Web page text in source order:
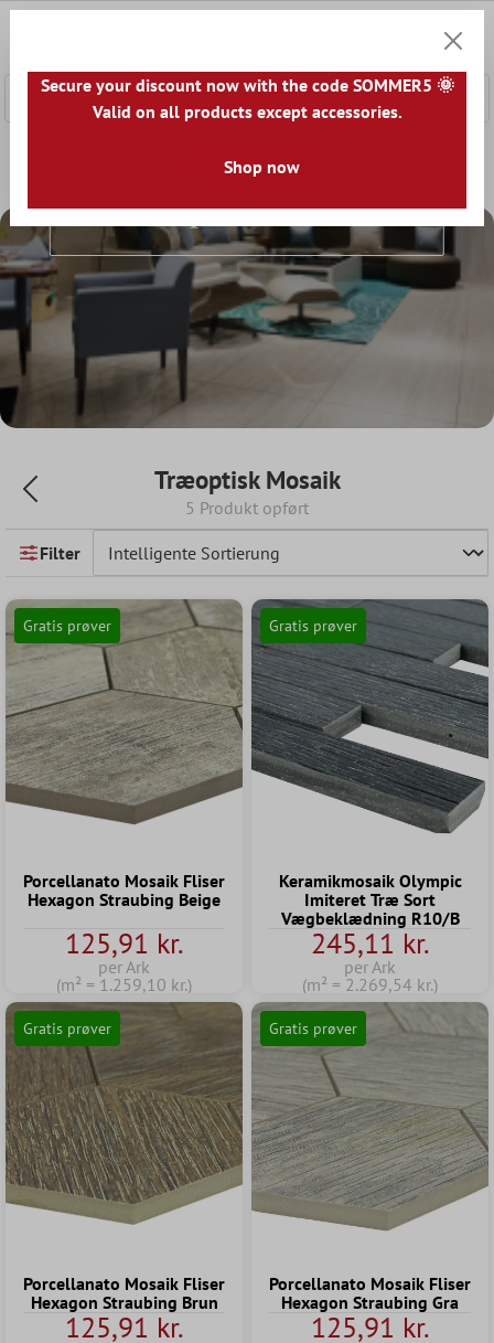
Porcellanato Mosaik
Træoptisk Mosaik
Træoptisk Mosaik
5 Produkt opført
Filter
Gratis prøver
Porcellanato Mosaik Fliser
Hexagon Straubing Beige
125,91 kr.
per Ark
(m² = 1.259,10 kr.)
Gratis prøver
Keramikmosaik Olympic
Imiteret Træ Sort
Vægbeklædning R10/B
245,11 kr.
per Ark
(m² = 2.269,54 kr.)
Gratis prøver
Porcellanato Mosaik Fliser
Hexagon Straubing Brun
125,91 kr.
Gratis prøver
Porcellanato Mosaik Fliser
Hexagon Straubing Gra
125,91 kr.
Secure your discount now with the code SOMMER5 🌞
Valid on all products except accessories.
Shop now